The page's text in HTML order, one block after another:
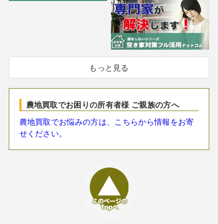
もっと見る
農地買取でお困りの所有者様 ご親族の方へ
農地買取でお悩みの方は、こちらから情報をお寄
せください。